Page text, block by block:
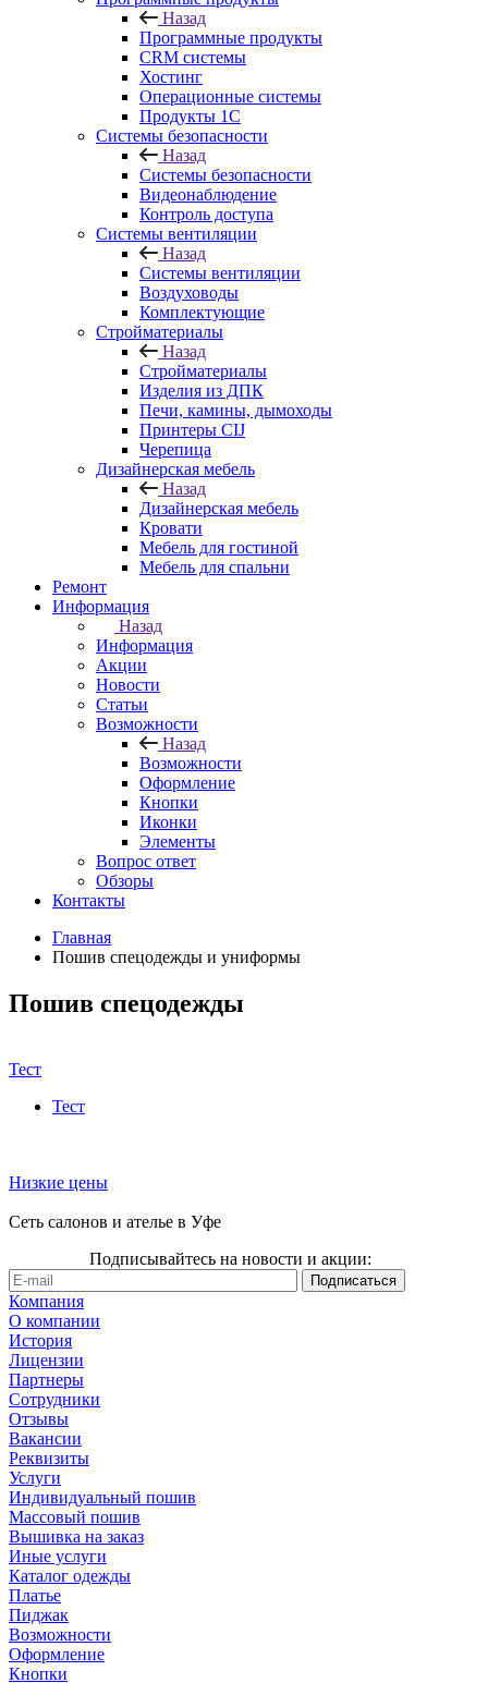
Назад
Программные продукты
CRM системы
Хостинг
Операционные системы
Продукты 1С
Системы безопасности
Назад
Системы безопасности
Видеонаблюдение
Контроль доступа
Системы вентиляции
Назад
Системы вентиляции
Воздуховоды
Комплектующие
Стройматериалы
Назад
Стройматериалы
Изделия из ДПК
Печи, камины, дымоходы
Принтеры CIJ
Черепица
Дизайнерская мебель
Назад
Дизайнерская мебель
Кровати
Мебель для гостиной
Мебель для спальни
Ремонт
Информация
Назад
Информация
Акции
Новости
Статьи
Возможности
Назад
Возможности
Оформление
Кнопки
Иконки
Элементы
Вопрос ответ
Обзоры
Контакты
Главная
Пошив спецодежды и униформы
Пошив спецодежды
Тест
Тест
Низкие цены
Сеть салонов и ателье в Уфе
Подписывайтесь на новости и акции:
Компания
О компании
История
Лицензии
Партнеры
Сотрудники
Отзывы
Вакансии
Реквизиты
Услуги
Индивидуальный пошив
Массовый пошив
Вышивка на заказ
Иные услуги
Каталог одежды
Платье
Пиджак
Возможности
Оформление
Кнопки